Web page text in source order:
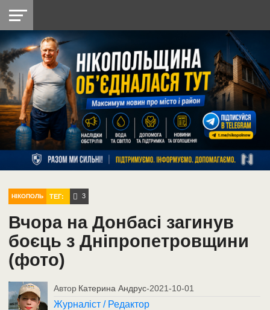
НІКОПОЛЬ
РАЙОН
СІЧЕСЛАВСЬКА
УКРАЇНА
РЕТРО
НІКОПОЛЬ
ЛАЙТ
УКРАЇНА
ДОПОМОГА
РАДІО
НІКОПОЛЬ ТЕГ: 3
Вчора на Донбасі загинув
боєць з Дніпропетровщини
(фото)
Автор Катерина Андрус-2021-10-01
Журналіст / Редактор